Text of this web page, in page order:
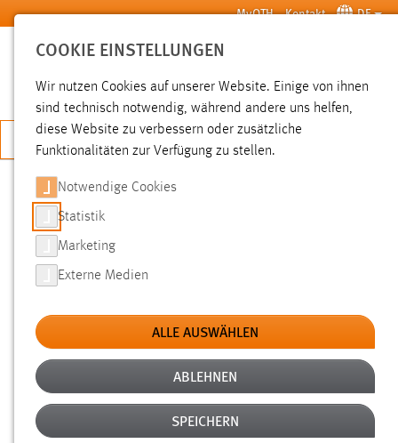
Zum Hauptinhalt springen MyOTH Kontakt DE
SUCHE
JETZT BEWERBEN
SUCHE
FILTER
Typ
Erstellungsdatum
Alter
COOKIE EINSTELLUNGEN
Wir nutzen Cookies auf unserer Website. Einige von ihnen
sind technisch notwendig, während andere uns helfen,
diese Website zu verbessern oder zusätzliche
Funktionalitäten zur Verfügung zu stellen.
Notwendige Cookies
Statistik
Marketing
Externe Medien
ALLE AUSWÄHLEN
ABLEHNEN
SPEICHERN